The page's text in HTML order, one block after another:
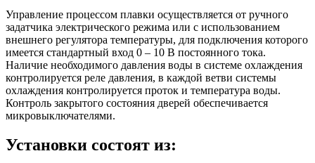
Управление процессом плавки осуществляется от ручного
задатчика электрического режима или с использованием
внешнего регулятора температуры, для подключения которого
имеется стандартный вход 0 – 10 В постоянного тока.
Наличие необходимого давления воды в системе охлаждения
контролируется реле давления, в каждой ветви системы
охлаждения контролируется проток и температура воды.
Контроль закрытого состояния дверей обеспечивается
микровыключателями.
Установки состоят из: